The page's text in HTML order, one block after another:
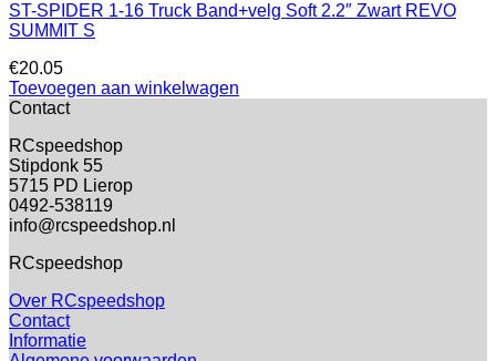
ST-SPIDER 1-16 Truck Band+velg Soft 2.2″ Zwart REVO
SUMMIT S
€20.05
Toevoegen aan winkelwagen
Contact
RCspeedshop
Stipdonk 55
5715 PD Lierop
0492-538119
info@rcspeedshop.nl
RCspeedshop
Over RCspeedshop
Contact
Informatie